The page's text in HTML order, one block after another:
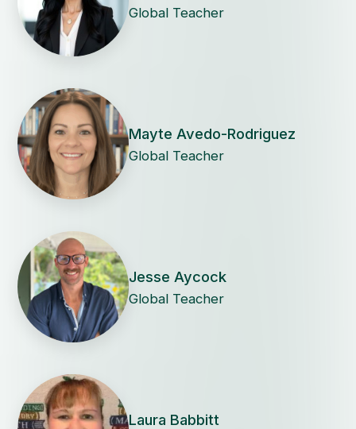
Global Teacher
Mayte Avedo-Rodriguez
Global Teacher
Jesse Aycock
Global Teacher
Laura Babbitt